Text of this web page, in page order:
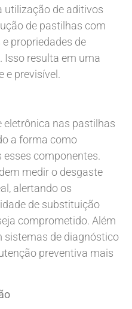
utilização de aditivos
de pastilhas com
propriedades de
Isso resulta em uma
e previsível.
eletrônica nas pastilhas
a forma como
componentes.
medir o desgaste
alertando os
de substituição
comprometido. Além
sistemas de diagnóstico
preventiva mais